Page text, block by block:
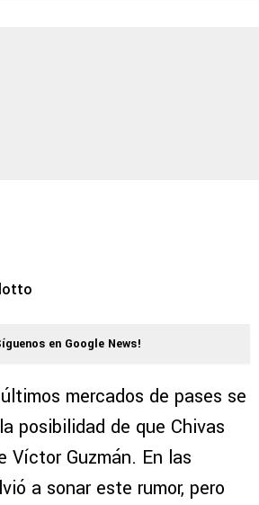
en Google News!
mercados de pases se
posibilidad de que Chivas
Víctor Guzmán. En las
a sonar este rumor, pero